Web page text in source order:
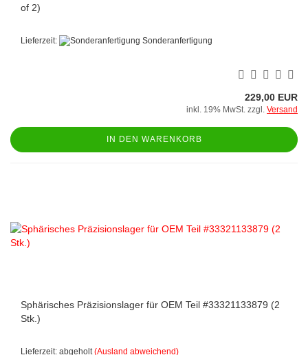
of 2)
Lieferzeit: Sonderanfertigung
229,00 EUR
inkl. 19% MwSt. zzgl. Versand
IN DEN WARENKORB
Sphärisches Präzisionslager für OEM Teil #33321133879 (2
Stk.)
Lieferzeit: abgeholt (Ausland abweichend)